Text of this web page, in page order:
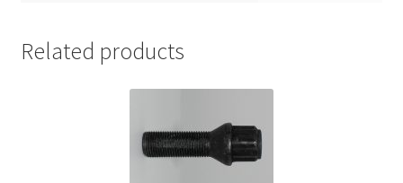
Related products